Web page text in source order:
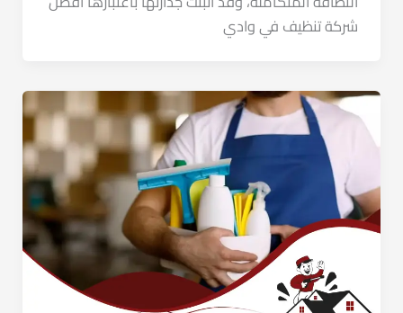
شركة تنظيف في وادي